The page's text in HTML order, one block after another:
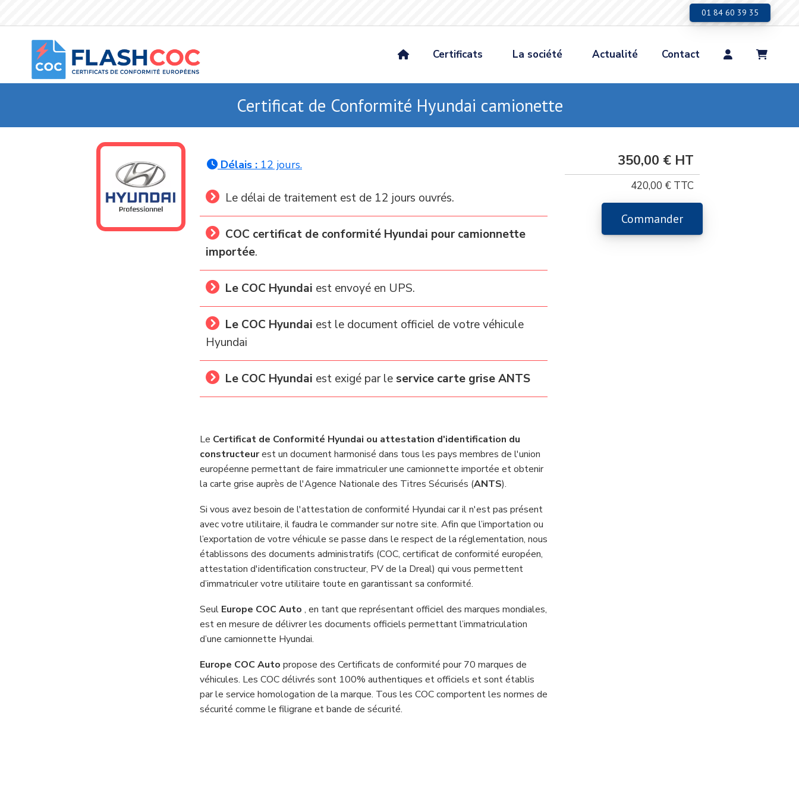
01 84 60 39 35
Certificats La société Actualité Contact
Certificat de Conformité Hyundai camionette
Délais : 12 jours.
Le délai de traitement est de 12 jours ouvrés.
COC certificat de conformité Hyundai pour camionnette
importée.
Le COC Hyundai est envoyé en UPS.
Le COC Hyundai est le document officiel de votre véhicule
Hyundai
Le COC Hyundai est exigé par le service carte grise ANTS
Le Certificat de Conformité Hyundai ou attestation d'identification du
constructeurest un document harmonisé dans tous les pays membres de l'union
européenne permettant de faire immatriculer une camionnette importée et obtenir
la carte grise auprès de l'Agence Nationale des Titres Sécurisés (ANTS).
Si vous avez besoin de l'attestation de conformité Hyundai car il n'est pas présent
avec votre utilitaire, il faudra le commander sur notre site. Afin que l’importation ou
l’exportation de votre véhicule se passe dans le respect de la réglementation, nous
établissons des documents administratifs (COC, certificat de conformité européen,
attestation d'identification constructeur, PV de la Dreal) qui vous permettent
d’immatriculer votre utilitaire toute en garantissant sa conformité.
Seul Europe COC Auto , en tant que représentant officiel des marques mondiales,
est en mesure de délivrer les documents officiels permettant l’immatriculation
d’une camionnette Hyundai.
Europe COC Auto propose des Certificats de conformité pour 70 marques de
véhicules. Les COC délivrés sont 100% authentiques et officiels et sont établis
par le service homologation de la marque. Tous les COC comportent les normes de
sécurité comme le filigrane et bande de sécurité.
350,00 €
420,00 €